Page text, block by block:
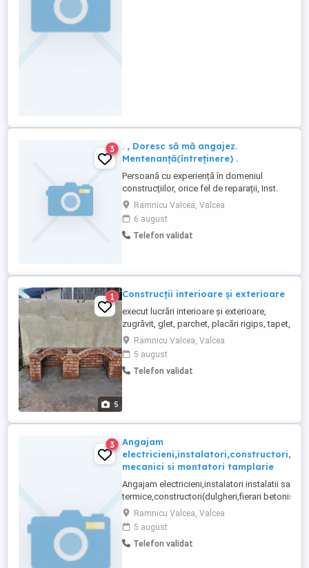
3
. , Doresc să mă angajez.
Mentenanță(întreținere) .
Persoană cu experiență în domeniul
construcțiilor, orice fel de reparații, Inst.
termice și sanitare (dețin
calificare.),etc.Dețin carnet de conducere.
Pentru alte detalii vă rog să sunați...
Ramnicu Valcea, Valcea
6 august
Telefon validat
5
1 Construcții interioare și exterioare
execut lucrări interioare și exterioare,
zugrăvit, glet, parchet, placări rigips, tapet,
placări cu polistiren, gratare din cărămidă,
etc
Ramnicu Valcea, Valcea
5 august
Telefon validat
3
Angajam
mecanici si montatori tamplarie
Angajam electricieni,instalatori instalatii
termice,constructori(dulgheri,fierari betonisti si
finisori),lacatusi mecanici si montatori
aluminiu si PVC.Salariile sunt atractive,se
diurna,cazare gratuita.Regim de lucru santier
deplasari saptamanale.
Ramnicu Valcea, Valcea
5 august
Telefon validat